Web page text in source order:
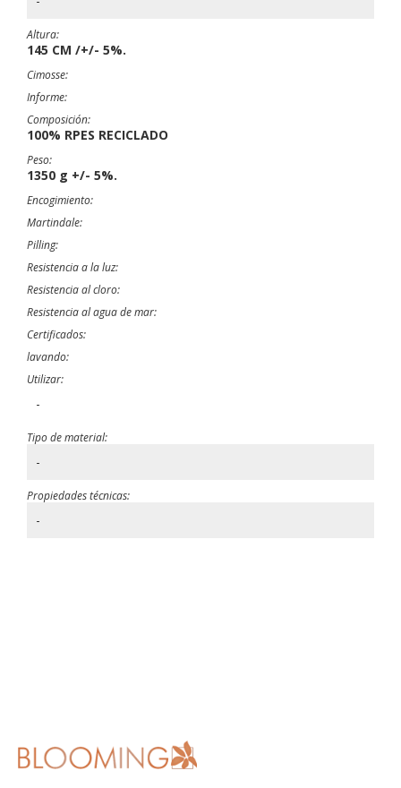
Altura:
145 CM /+/- 5%.
Cimosse:
Informe:
Composición:
100% RPES RECICLADO
Peso:
1350 g +/- 5%.
Encogimiento:
Martindale:
Pilling:
Resistencia a la luz:
Resistencia al cloro:
Resistencia al agua de mar:
Certificados:
lavando:
Utilizar:
-
Tipo de material:
-
Propiedades técnicas:
-